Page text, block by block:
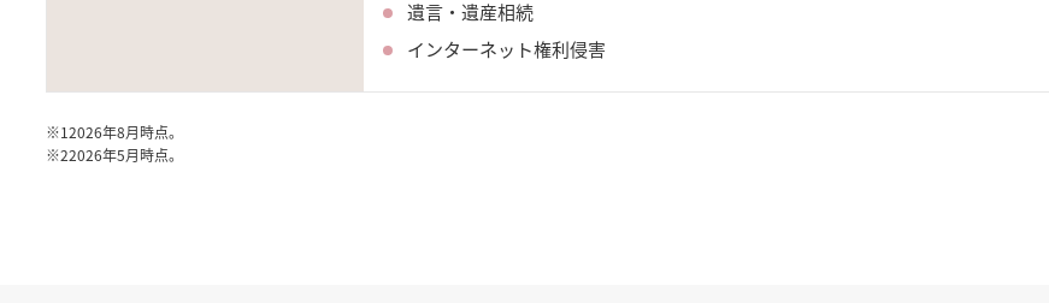
遺言・遺産相続
インターネット権利侵害
※12026年8月時点。
※22026年5月時点。